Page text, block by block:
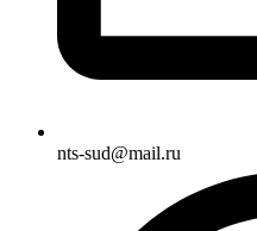
nts-sud@mail.ru